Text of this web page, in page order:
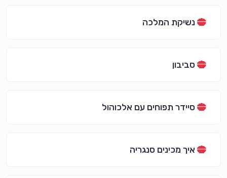
נשיקת המלכה
סביבון
סיידר תפוחים עם אלכוהול
איך מכינים סנגריה